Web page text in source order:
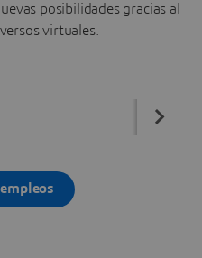
posibilidades gracias al
virtuales.